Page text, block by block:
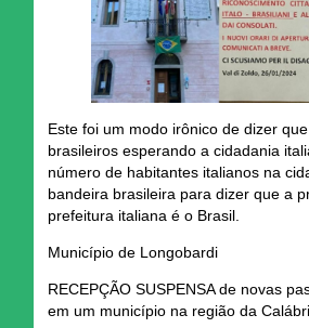
Este foi um modo irônico de dizer
brasileiros esperando a cidadania
número de habitantes italianos na
bandeira brasileira para dizer que a
prefeitura italiana é o Brasil.
Município de Longobardi
RECEPÇÃO SUSPENSA de novas
em um município na região da